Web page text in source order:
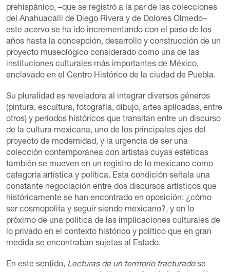
prehispánico, –que se registró a la par de las colecciones
del Anahuacalli de Diego Rivera y de Dolores Olmedo–
este acervo se ha ido incrementando con el paso de los
años hasta la concepción, desarrollo y construcción de un
proyecto museológico considerado como una de las
instituciones culturales más importantes de México,
enclavado en el Centro Histórico de la ciudad de Puebla.
Su pluralidad es reveladora al integrar diversos géneros
(pintura, escultura, fotografía, dibujo, artes aplicadas, entre
otros) y períodos históricos que transitan entre un discurso
de la cultura mexicana, uno de los principales ejes del
proyecto de modernidad, y la urgencia de ser una
colección contemporánea con artistas cuyas estéticas
también se mueven en un registro de lo mexicano como
categoría artística y política. Esta condición señala una
constante negociación entre dos discursos artísticos que
históricamente se han encontrado en oposición: ¿cómo
ser cosmopolita y seguir siendo mexicano?, y en lo
próximo de una política de las implicaciones culturales de
lo privado en el contexto histórico y político que en gran
medida se encontraban sujetas al Estado.
En este sentido, Lecturas de un territorio fracturadose